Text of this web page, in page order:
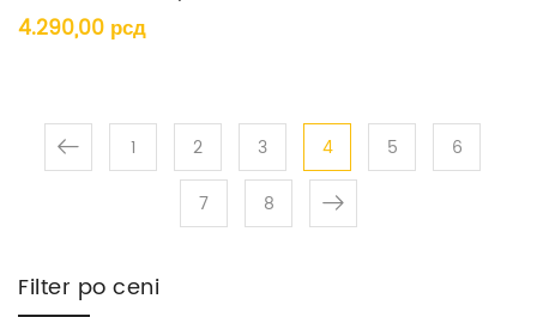
4.290,00 рсд
1 2 3 4 5 6
7 8
Filter po ceni